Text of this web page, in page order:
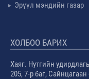
Эрүүл мэндийн газар
ХОЛБОО БАРИХ
Хаяг. Нутгийн
205, 7-р баг,